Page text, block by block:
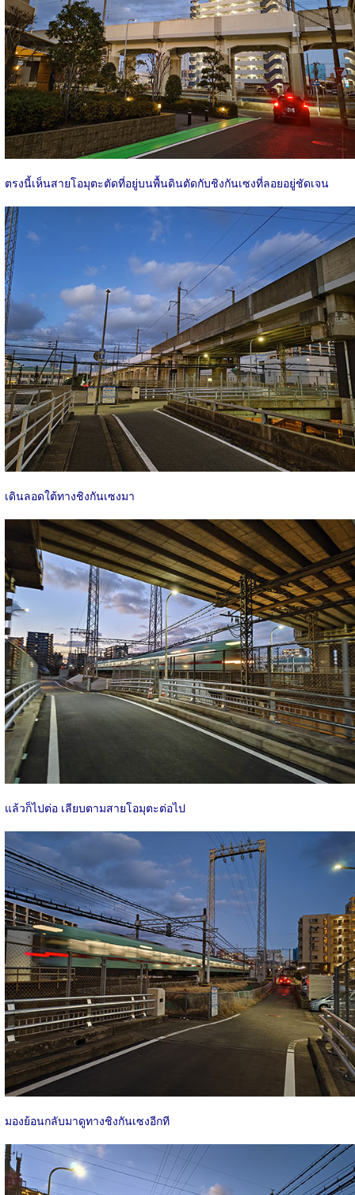
ตรงนี้เห็นสายโอมุตะตัดที่อยู่บนพื้นดินตัดกับชิงกันเซงที่ลอยอยู่ชัดเจน
เดินลอดใต้ทางชิงกันเซงมา
แล้วก็ไปต่อ เลียบตามสายโอมุตะต่อไป
มองย้อนกลับมาดูทางชิงกันเซงอีกที